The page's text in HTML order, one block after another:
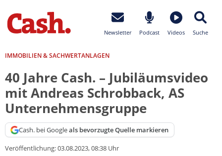
Newsletter Podcast Videos Suche
IMMOBILIEN & SACHWERTANLAGEN
40 Jahre Cash. – Jubiläumsvideo
mit Andreas Schrobback, AS
Unternehmensgruppe
Cash. bei Googleals bevorzugte Quelle markieren
Veröffentlichung:03.08.2023, 08:38 Uhr